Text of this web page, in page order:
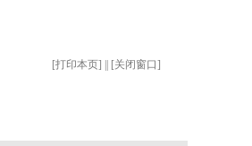
[打印本页] || [关闭窗口]